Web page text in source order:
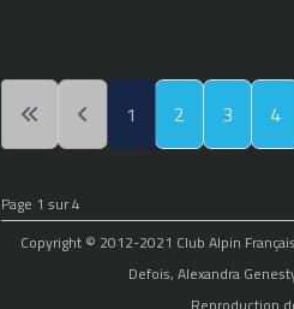
1 2 3 4
Page 1 sur 4
Copyright © 2012-2021 Club Alpin
Defois, Alexandra